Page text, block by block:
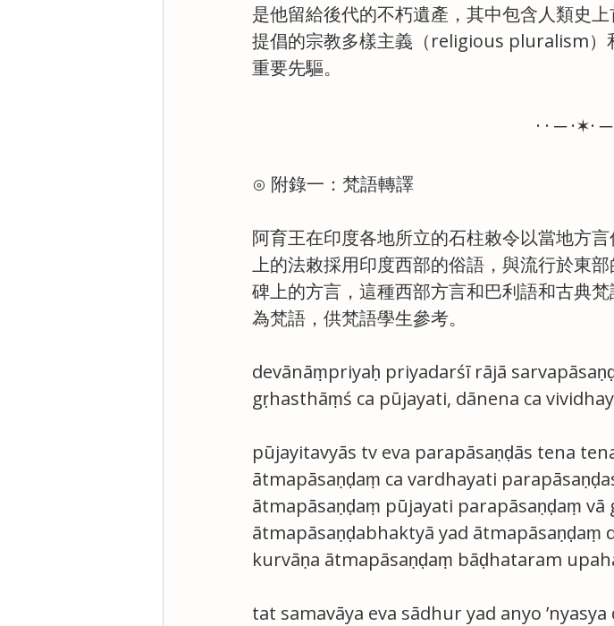
是他留給後代的不朽遺產，其中包含人類史
提倡的宗教多樣主義（religious pluralism
重要先驅。
· · ─ ·✶· ─
⊙ 附錄一：梵語轉譯
阿育王在印度各地所立的石柱敕令以當地方
上的法敕採用印度西部的俗語，與流行於東
碑上的方言，這種西部方言和巴利語和古典
為梵語，供梵語學生參考。
devānāṃpriyaḥ priyadarśī rājā
gṛhasthāṃś ca pūjayati, dānena ca
pūjayitavyās tv eva parapāsaṇḍās tena
ātmapāsaṇḍaṃ ca vardhayati
ātmapāsaṇḍaṃ pūjayati parapāsaṇḍaṃ
ātmapāsaṇḍabhaktyā yad ātmapāsaṇḍaṃ
kurvāṇa ātmapāsaṇḍaṃ bāḍhataram
tat samavāya eva sādhur yad anyo